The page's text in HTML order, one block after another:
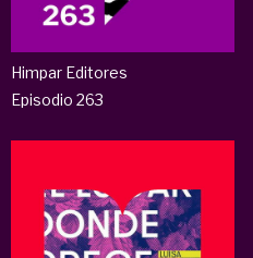
Himpar Editores
Episodio 263